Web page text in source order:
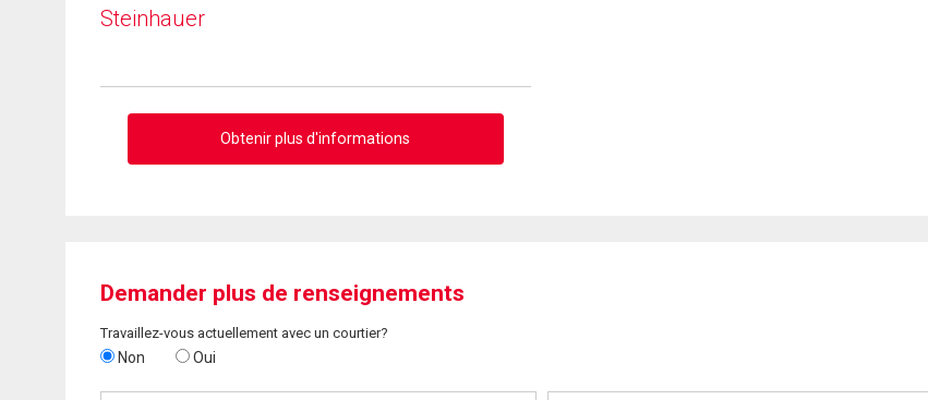
Steinhauer
Obtenir plus d'informations
Demander plus de renseignements
Travaillez-vous actuellement avec un courtier?
Non Oui